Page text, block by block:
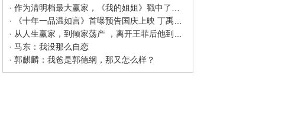
· 马东：我没那么自恋
· 郭麒麟：我爸是郭德纲，那又怎么样？